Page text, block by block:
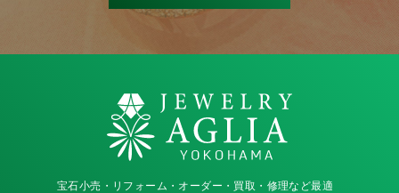
宝石小売・リフォーム・オーダー・買取・修理など最適